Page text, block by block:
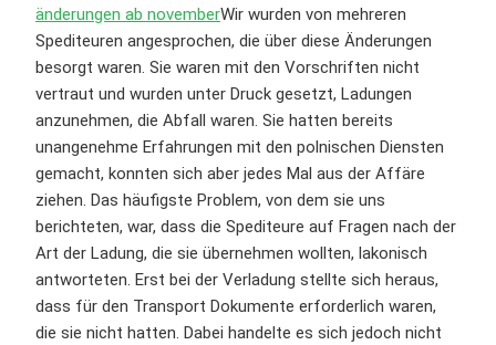
änderungen ab novemberWir wurden von mehreren
Spediteuren angesprochen, die über diese Änderungen
besorgt waren. Sie waren mit den Vorschriften nicht
vertraut und wurden unter Druck gesetzt, Ladungen
anzunehmen, die Abfall waren. Sie hatten bereits
unangenehme Erfahrungen mit den polnischen Diensten
gemacht, konnten sich aber jedes Mal aus der Affäre
ziehen. Das häufigste Problem, von dem sie uns
berichteten, war, dass die Spediteure auf Fragen nach der
Art der Ladung, die sie übernehmen wollten, lakonisch
antworteten. Erst bei der Verladung stellte sich heraus,
dass für den Transport Dokumente erforderlich waren,
die sie nicht hatten. Dabei handelte es sich jedoch nicht